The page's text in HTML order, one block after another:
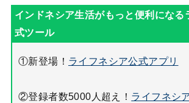
①新登場！ ライフネシア公式アプリ
②登録者数5000人超え！ ライフネシ